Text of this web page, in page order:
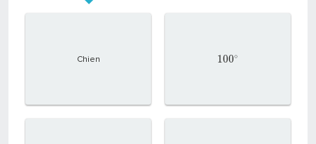
Chien 100∘